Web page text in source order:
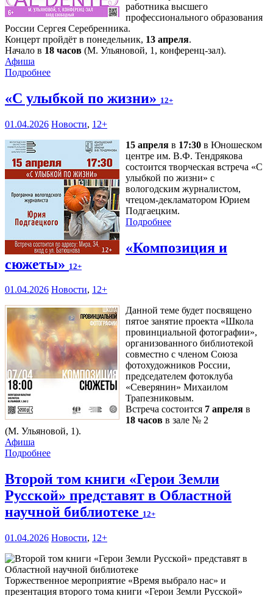
работника высшего
профессионального образования
России Сергея Серебренника.
Концерт пройдёт в понедельник, 13 апреля.
Начало в 18 часов (М. Ульяновой, 1, конференц-зал).
Афиша
Подробнее
«С улыбкой по жизни» 12+
01.04.2026 Новости, 12+
15 апреля в 17:30 в Юношеском
центре им. В.Ф. Тендрякова
состоится творческая встреча «С
улыбкой по жизни» с
вологодским журналистом,
чтецом-декламатором Юрием
Подгаецким.
Подробнее
«Композиция и
сюжеты» 12+
01.04.2026 Новости, 12+
Данной теме будет посвящено
пятое занятие проекта «Школа
провинциальной фотографии»,
организованного библиотекой
совместно с членом Союза
фотохудожников России,
председателем фотоклуба
«Северянин» Михаилом
Трапезниковым.
Встреча состоится 7 апреля в
18 часов в зале № 2
(М. Ульяновой, 1).
Афиша
Подробнее
Второй том книги «Герои Земли
Русской» представят в Областной
научной библиотеке 12+
01.04.2026 Новости, 12+
Торжественное мероприятие «Время выбрало нас» и
презентация второго тома книги «Герои Земли Русской»